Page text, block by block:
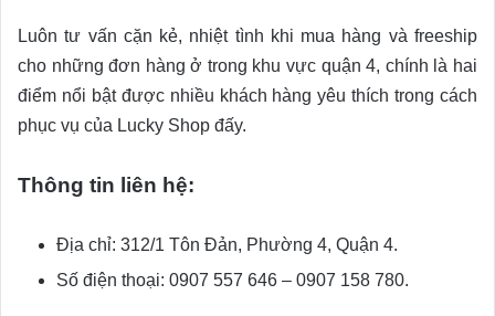
Luôn tư vấn cặn kẻ, nhiệt tình khi mua hàng và freeship
cho những đơn hàng ở trong khu vực quận 4, chính là hai
điểm nổi bật được nhiều khách hàng yêu thích trong cách
phục vụ của Lucky Shop đấy.
Thông tin liên hệ:
Địa chỉ: 312/1 Tôn Đản, Phường 4, Quận 4.
Số điện thoại: 0907 557 646 – 0907 158 780.